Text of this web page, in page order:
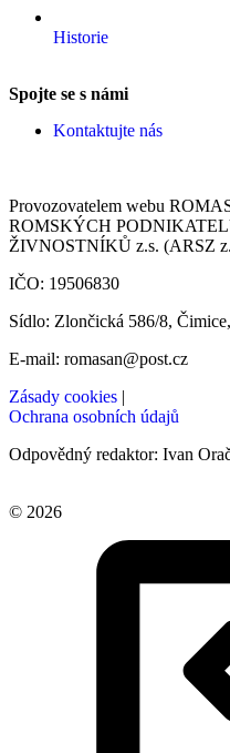
Historie
Spojte se s námi
Kontaktujte nás
Provozovatelem webu
ROMSKÝCH
ŽIVNOSTNÍKŮ z.s. (ARSZ
IČO: 19506830
Sídlo: Zlončická 586/8,
E-mail: romasan@post.cz
Zásady cookies |
Ochrana osobních údajů
Odpovědný redaktor: Ivan
© 2026